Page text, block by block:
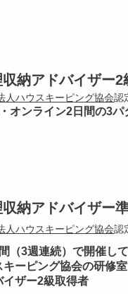
納アドバイザー2
人ハウスキーピング協会認
ンライン2日間の3パ
納アドバイザー
人ハウスキーピング協会認
3週連続）で開催して
ーピング協会の研修室
ザー2級取得者